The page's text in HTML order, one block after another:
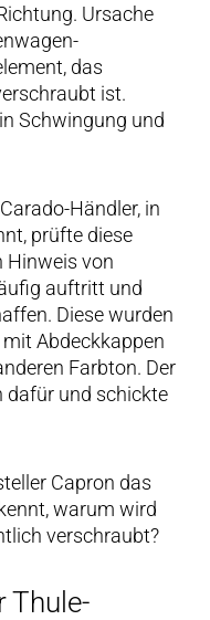
Ursache
das
ist.
Schwingung und
Händler, in
prüfte diese
Hinweis von
auftritt und
Diese wurden
Abdeckkappen
Farbton. Der
dafür und schickte
Capron das
warum wird
verschraubt?
Thule-